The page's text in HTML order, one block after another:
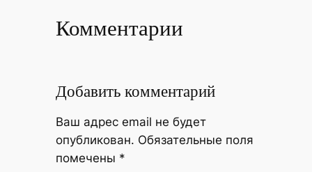
Комментарии
Добавить комментарий
Ваш адрес email не будет
опубликован. Обязательные поля
помечены *